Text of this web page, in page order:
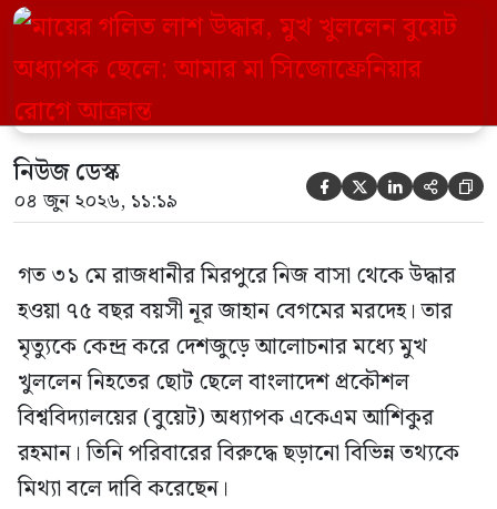
(বুয়েট) অধ্যাপক একেএম আশিকুর রহমান।
তিনি পরিবারের বিরুদ্ধে ছড়ানো বিভিন্ন তথ্যকে
মিথ্যা বলে দাবি করেছেন। বুধবার (৩ জুন)
গণমাধ্যমে দেওয়া বক্তব্যে তিনি এই […]
নিউজ ডেস্ক
০৪ জুন ২০২৬, ১১:১৯     
গত ৩১ মে রাজধানীর মিরপুরে নিজ বাসা থেকে উদ্ধার
হওয়া ৭৫ বছর বয়সী নূর জাহান বেগমের মরদেহ। তার
মৃত্যুকে কেন্দ্র করে দেশজুড়ে আলোচনার মধ্যে মুখ
খুললেন নিহতের ছোট ছেলে বাংলাদেশ প্রকৌশল
বিশ্ববিদ্যালয়ের (বুয়েট) অধ্যাপক একেএম আশিকুর
রহমান। তিনি পরিবারের বিরুদ্ধে ছড়ানো বিভিন্ন তথ্যকে
মিথ্যা বলে দাবি করেছেন।